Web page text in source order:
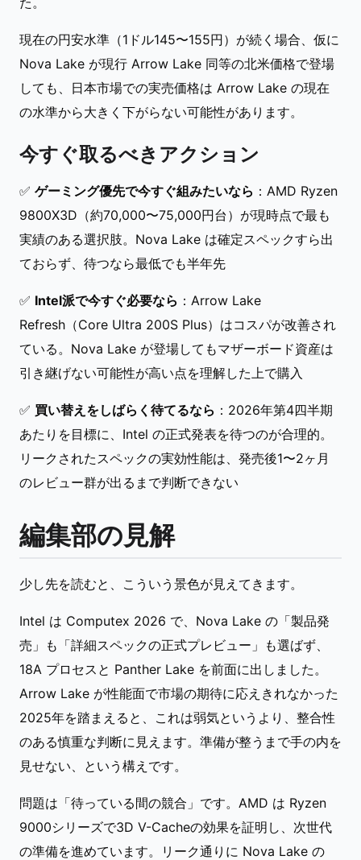
現在の円安水準（1ドル145〜155円）が続く場合、仮に
Nova Lake が現行 Arrow Lake 同等の北米価格で登場
しても、日本市場での実売価格は Arrow Lake の現在
の水準から大きく下がらない可能性があります。
今すぐ取るべきアクション
✅ ゲーミング優先で今すぐ組みたいなら ：AMD Ryzen
9800X3D（約70,000〜75,000円台）が現時点で最も
実績のある選択肢。Nova Lake は確定スペックすら出
ておらず、待つなら最低でも半年先
✅ Intel派で今すぐ必要なら ：Arrow Lake
Refresh（Core Ultra 200S Plus）はコスパが改善され
ている。Nova Lake が登場してもマザーボード資産は
引き継げない可能性が高い点を理解した上で購入
✅ 買い替えをしばらく待てるなら ：2026年第4四半期
あたりを目標に、Intel の正式発表を待つのが合理的。
リークされたスペックの実効性能は、発売後1〜2ヶ月
のレビュー群が出るまで判断できない
編集部の見解
少し先を読むと、こういう景色が見えてきます。
Intel は Computex 2026 で、Nova Lake の「製品発
売」も「詳細スペックの正式プレビュー」も選ばず、
18A プロセスと Panther Lake を前面に出しました。
Arrow Lake が性能面で市場の期待に応えきれなかった
2025年を踏まえると、これは弱気というより、整合性
のある慎重な判断に見えます。準備が整うまで手の内を
見せない、という構えです。
問題は「待っている間の競合」です。AMD は Ryzen
9000シリーズで3D V-Cacheの効果を証明し、次世代
の準備を進めています。リーク通りに Nova Lake の